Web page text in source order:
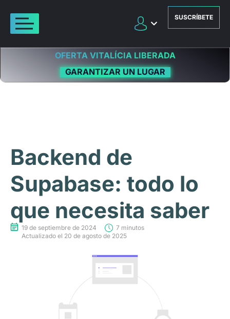
SUSCRÍBETE
OFERTA VITALÍCIA LIBERADA
GARANTIZAR UN LUGAR
Backend de
Supabase: todo lo
que necesita saber
19 de septiembre de 2024
7 minutos
Actualizado el 20 de agosto de 2025